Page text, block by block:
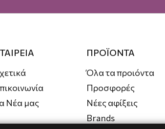
Νέα μας
ΠΡΟΪΟΝΤΑ
Όλα τα προιόντα
Προσφορές
Νέες αφίξεις
Brands